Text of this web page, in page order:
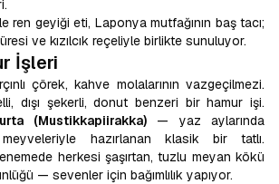
ren geyiği eti, Laponya mutfağının baş tacı;
ve kızılcık reçeliyle birlikte sunuluyor.
İşleri
çörek, kahve molalarının vazgeçilmezi.
dışı şekerli, donut benzeri bir hamur işi.
(Mustikkapiirakka)— yaz aylarında
hazırlanan klasik bir tatlı.
herkesi şaşırtan, tuzlu meyan kökü
— sevenler için bağımlılık yapıyor.